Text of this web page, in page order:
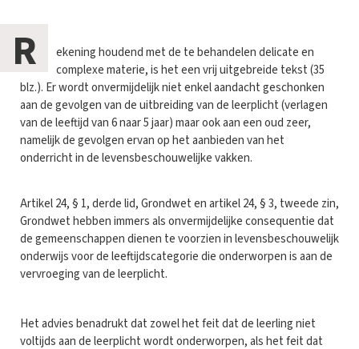
R
ekening houdend met de te behandelen delicate en
complexe materie, is het een vrij uitgebreide tekst (35
blz.). Er wordt onvermijdelijk niet enkel aandacht geschonken
aan de gevolgen van de uitbreiding van de leerplicht (verlagen
van de leeftijd van 6 naar 5 jaar) maar ook aan een oud zeer,
namelijk de gevolgen ervan op het aanbieden van het
onderricht in de levensbeschouwelijke vakken.
Artikel 24, § 1, derde lid, Grondwet en artikel 24, § 3, tweede zin,
Grondwet hebben immers als onvermijdelijke consequentie dat
de gemeenschappen dienen te voorzien in levensbeschouwelijk
onderwijs voor de leeftijdscategorie die onderworpen is aan de
vervroeging van de leerplicht.
Het advies benadrukt dat zowel het feit dat de leerling niet
voltijds aan de leerplicht wordt onderworpen, als het feit dat